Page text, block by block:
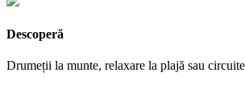
Descoperă
Drumeții la munte, relaxare la plajă sau